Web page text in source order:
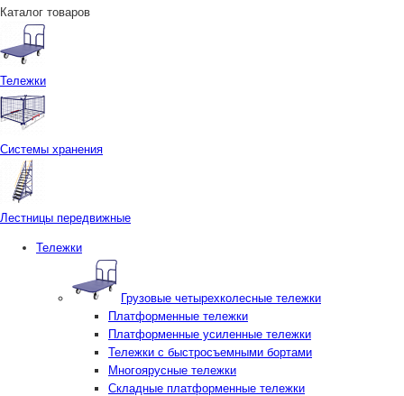
Каталог товаров
Тележки
Системы хранения
Лестницы передвижные
Тележки
Грузовые четырехколесные тележки
Платформенные тележки
Платформенные усиленные тележки
Тележки с быстросъемными бортами
Многоярусные тележки
Складные платформенные тележки